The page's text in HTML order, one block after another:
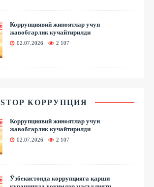
Коррупциявий жиноятлар учун
жавобгарлик кучайтирилди
02.07.2026 2 107
STOP КОРРУПЦИЯ
Коррупциявий жиноятлар учун
жавобгарлик кучайтирилди
02.07.2026 2 107
Ўзбекистонда коррупцияга қарши